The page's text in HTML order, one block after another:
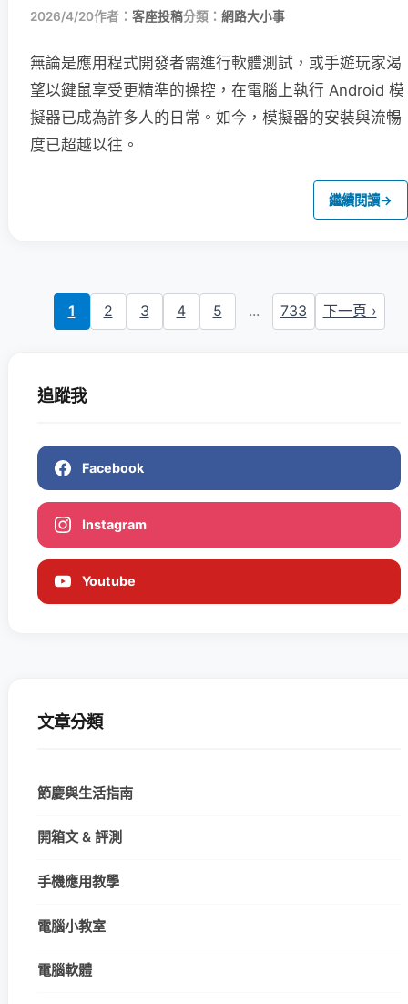
2026/4/20作者： 客座投稿分類： 網路大小事
無論是應用程式開發者需進行軟體測試，或手遊玩家渴
望以鍵鼠享受更精準的操控，在電腦上執行 Android 模
擬器已成為許多人的日常。如今，模擬器的安裝與流暢
度已超越以往。
繼續閱讀→
1 2 3 4 5 ... 733 下一頁 ›
追蹤我
Facebook
Instagram
Youtube
文章分類
節慶與生活指南
開箱文 & 評測
手機應用教學
電腦小教室
電腦軟體